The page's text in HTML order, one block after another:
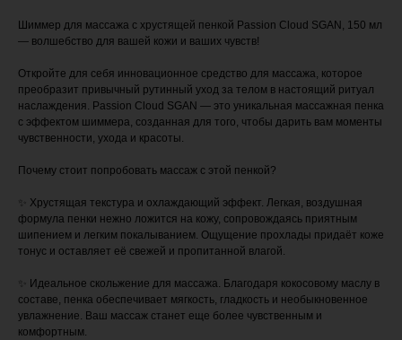
Шиммер для массажа с хрустящей пенкой Passion Cloud SGAN, 150 мл
— волшебство для вашей кожи и ваших чувств!
Откройте для себя инновационное средство для массажа, которое
преобразит привычный рутинный уход за телом в настоящий ритуал
наслаждения. Passion Cloud SGAN — это уникальная массажная пенка
с эффектом шиммера, созданная для того, чтобы дарить вам моменты
чувственности, ухода и красоты.
Почему стоит попробовать массаж с этой пенкой?
✨ Хрустящая текстура и охлаждающий эффект. Легкая, воздушная
формула пенки нежно ложится на кожу, сопровождаясь приятным
шипением и легким покалыванием. Ощущение прохлады придаёт коже
тонус и оставляет её свежей и пропитанной влагой.
✨ Идеальное скольжение для массажа. Благодаря кокосовому маслу в
составе, пенка обеспечивает мягкость, гладкость и необыкновенное
увлажнение. Ваш массаж станет еще более чувственным и
комфортным.